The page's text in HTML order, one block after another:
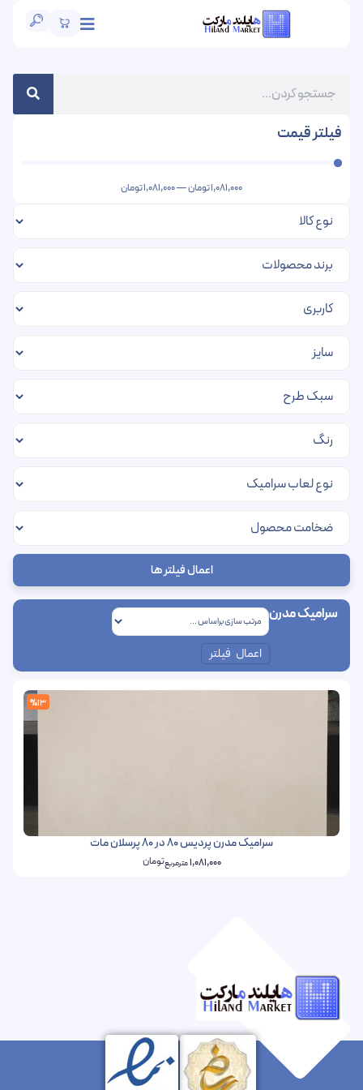
فیلتر قیمت
1,081,000تومان—
1,081,000تومان
اعمال فیلتر ها
سرامیک مدرن
اعمال فیلتر
%13
سرامیک مدرن پردیس 80 در 80 پرسلان مات
1,081,000مترمربعتومان